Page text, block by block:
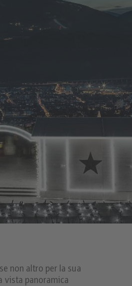
non altro per la sua
vista panoramica